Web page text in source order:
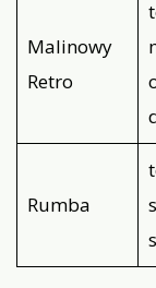
Malinowy
Retro
Rumba